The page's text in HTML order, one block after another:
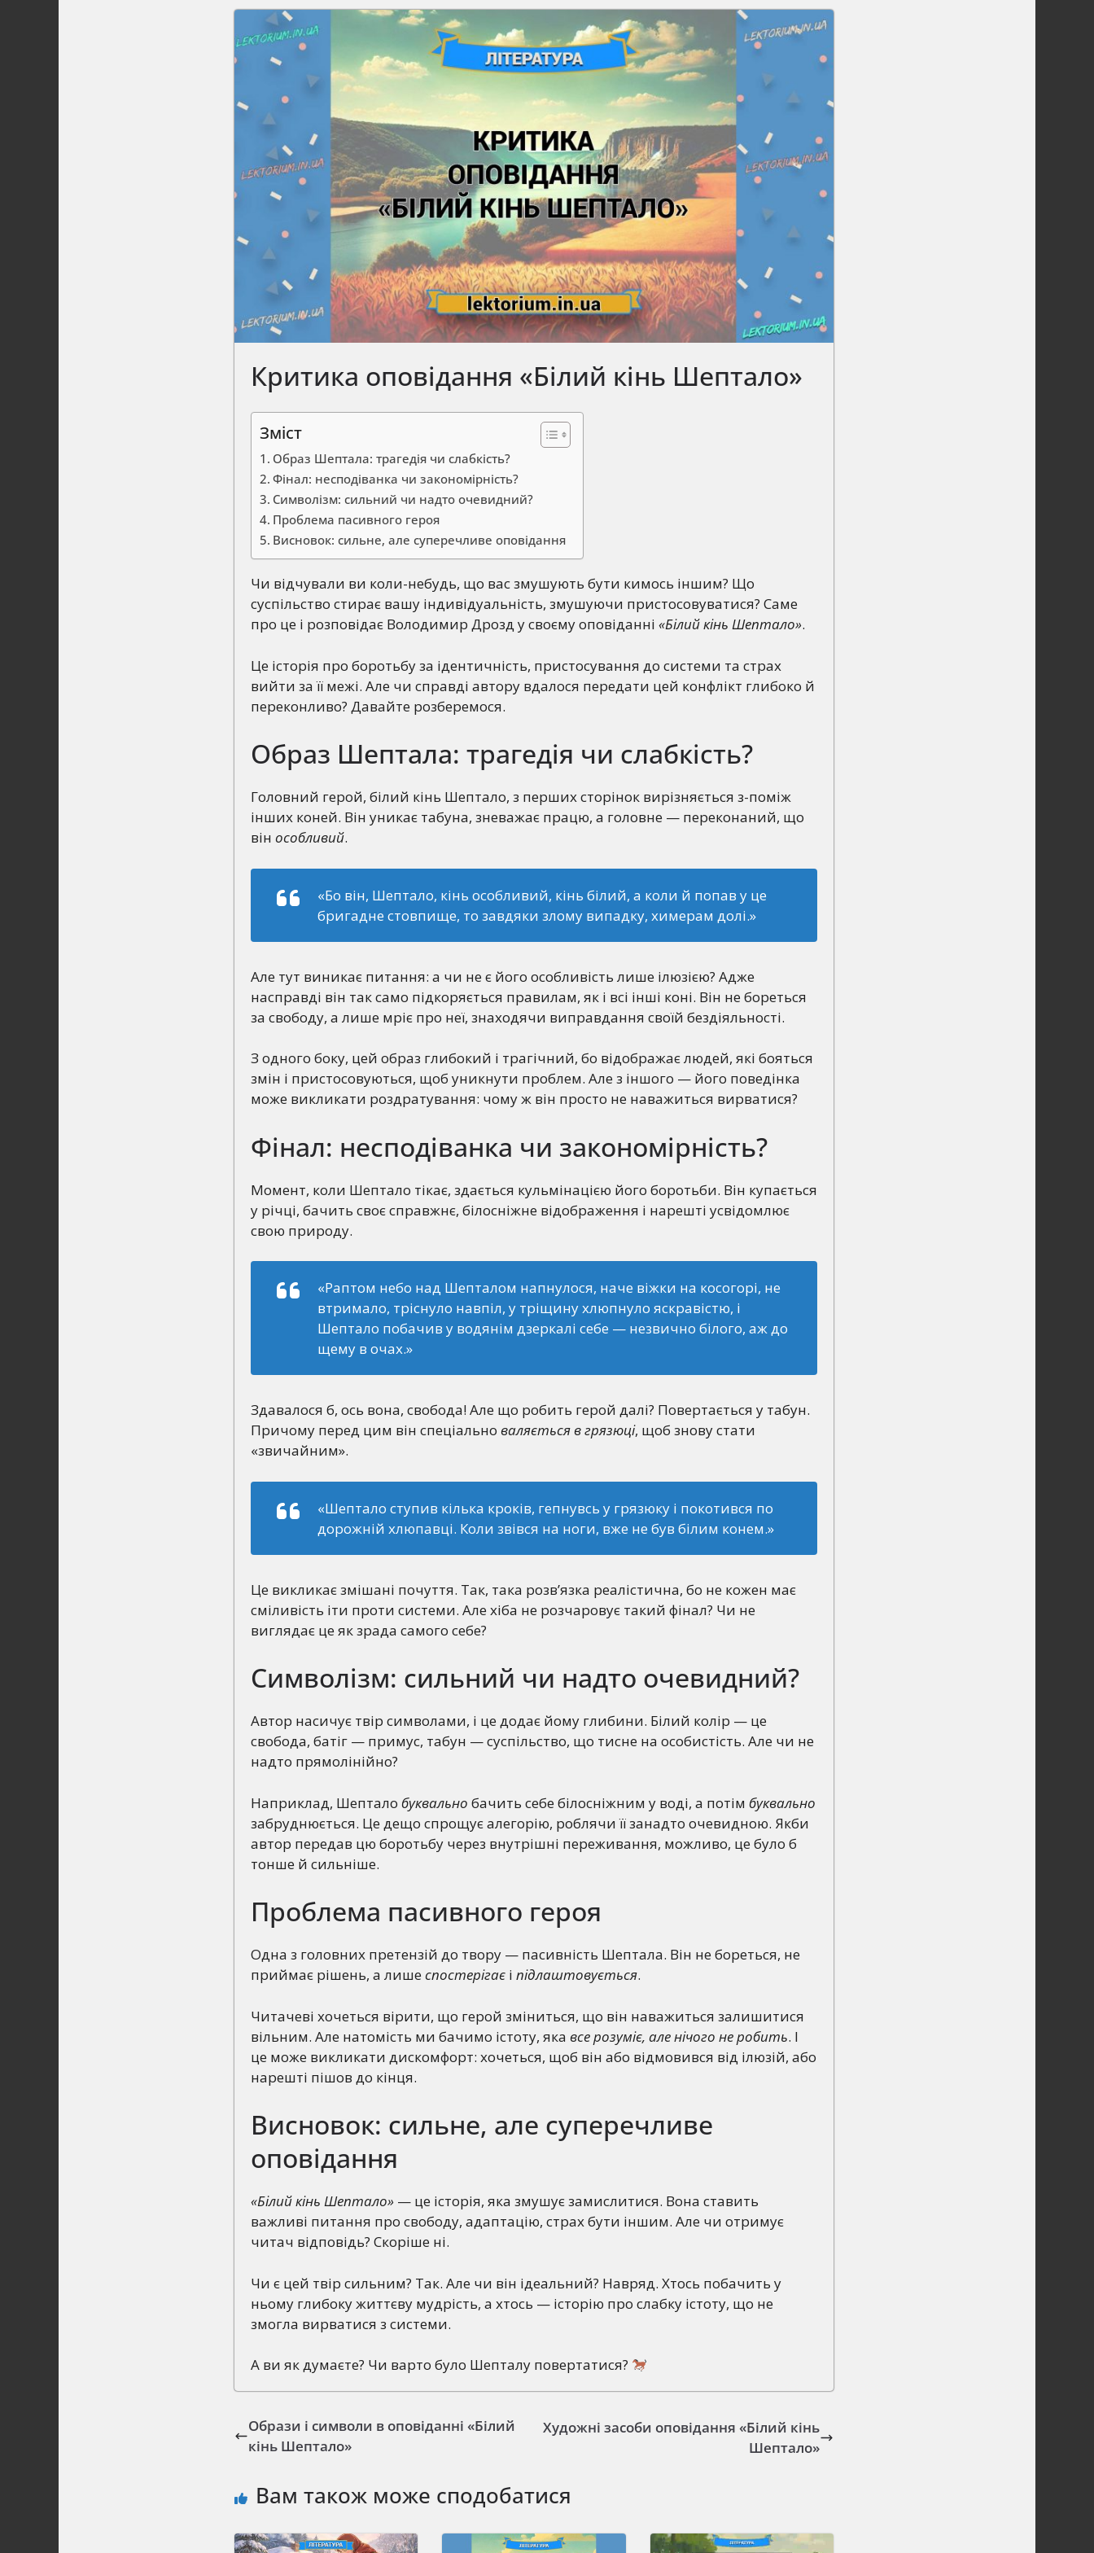
Критика оповідання «Білий кінь Шептало»
Зміст
Образ Шептала: трагедія чи слабкість?
Фінал: несподіванка чи закономірність?
Символізм: сильний чи надто очевидний?
Проблема пасивного героя
Висновок: сильне, але суперечливе оповідання
Чи відчували ви коли-небудь, що вас змушують бути кимось іншим? Що
суспільство стирає вашу індивідуальність, змушуючи пристосовуватися? Саме
про це і розповідає Володимир Дрозд у своєму оповіданні «Білий кінь Шептало».
Це історія про боротьбу за ідентичність, пристосування до системи та страх
вийти за її межі. Але чи справді автору вдалося передати цей конфлікт глибоко й
переконливо? Давайте розберемося.
Образ Шептала: трагедія чи слабкість?
Головний герой, білий кінь Шептало, з перших сторінок вирізняється з-поміж
інших коней. Він уникає табуна, зневажає працю, а головне — переконаний, що
він особливий.
«Бо він, Шептало, кінь особливий, кінь білий, а коли й попав у це
бригадне стовпище, то завдяки злому випадку, химерам долі.»
Але тут виникає питання: а чи не є його особливість лише ілюзією? Адже
насправді він так само підкоряється правилам, як і всі інші коні. Він не бореться
за свободу, а лише мріє про неї, знаходячи виправдання своїй бездіяльності.
З одного боку, цей образ глибокий і трагічний, бо відображає людей, які бояться
змін і пристосовуються, щоб уникнути проблем. Але з іншого — його поведінка
може викликати роздратування: чому ж він просто не наважиться вирватися?
Фінал: несподіванка чи закономірність?
Момент, коли Шептало тікає, здається кульмінацією його боротьби. Він купається
у річці, бачить своє справжнє, білосніжне відображення і нарешті усвідомлює
свою природу.
«Раптом небо над Шепталом напнулося, наче віжки на косогорі, не
втримало, тріснуло навпіл, у тріщину хлюпнуло яскравістю, і
Шептало побачив у водянім дзеркалі себе — незвично білого, аж до
щему в очах.»
Здавалося б, ось вона, свобода! Але що робить герой далі? Повертається у табун.
Причому перед цим він спеціально валяється в грязюці, щоб знову стати
«звичайним».
«Шептало ступив кілька кроків, гепнувсь у грязюку і покотився по
дорожній хлюпавці. Коли звівся на ноги, вже не був білим конем.»
Це викликає змішані почуття. Так, така розв’язка реалістична, бо не кожен має
сміливість іти проти системи. Але хіба не розчаровує такий фінал? Чи не
виглядає це як зрада самого себе?
Символізм: сильний чи надто очевидний?
Автор насичує твір символами, і це додає йому глибини. Білий колір — це
свобода, батіг — примус, табун — суспільство, що тисне на особистість. Але чи не
надто прямолінійно?
Наприклад, Шептало буквально бачить себе білосніжним у воді, а потім буквально
забруднюється. Це дещо спрощує алегорію, роблячи її занадто очевидною. Якби
автор передав цю боротьбу через внутрішні переживання, можливо, це було б
тонше й сильніше.
Проблема пасивного героя
Одна з головних претензій до твору — пасивність Шептала. Він не бореться, не
приймає рішень, а лише спостерігає і підлаштовується.
Читачеві хочеться вірити, що герой зміниться, що він наважиться залишитися
вільним. Але натомість ми бачимо істоту, яка все розуміє, але нічого не робить. І
це може викликати дискомфорт: хочеться, щоб він або відмовився від ілюзій, або
нарешті пішов до кінця.
Висновок: сильне, але суперечливе
оповідання
«Білий кінь Шептало» — це історія, яка змушує замислитися. Вона ставить
важливі питання про свободу, адаптацію, страх бути іншим. Але чи отримує
читач відповідь? Скоріше ні.
Чи є цей твір сильним? Так. Але чи він ідеальний? Навряд. Хтось побачить у
ньому глибоку життєву мудрість, а хтось — історію про слабку істоту, що не
змогла вирватися з системи.
А ви як думаєте? Чи варто було Шепталу повертатися?
Образи і символи в оповіданні «Білий
кінь Шептало»
Художні засоби оповідання «Білий кінь
Шептало»
Вам також може сподобатися